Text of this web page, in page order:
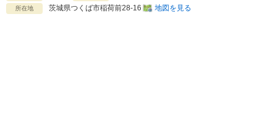
所在地 茨城県つくば市稲荷前28-16 地図を見る